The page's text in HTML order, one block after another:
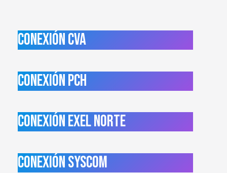
Conexión CVA
Conexión PCH
Conexión Exel Norte
Conexión Syscom